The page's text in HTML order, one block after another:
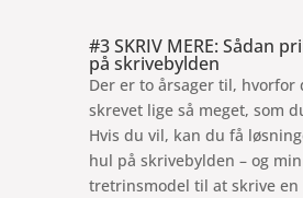
#3 SKRIV MERE: Sådan
på skrivebylden
Der er to årsager til, hvorfor
skrevet lige så meget, som
Hvis du vil, kan du få
hul på skrivebylden – og min
tretrinsmodel til at skrive en